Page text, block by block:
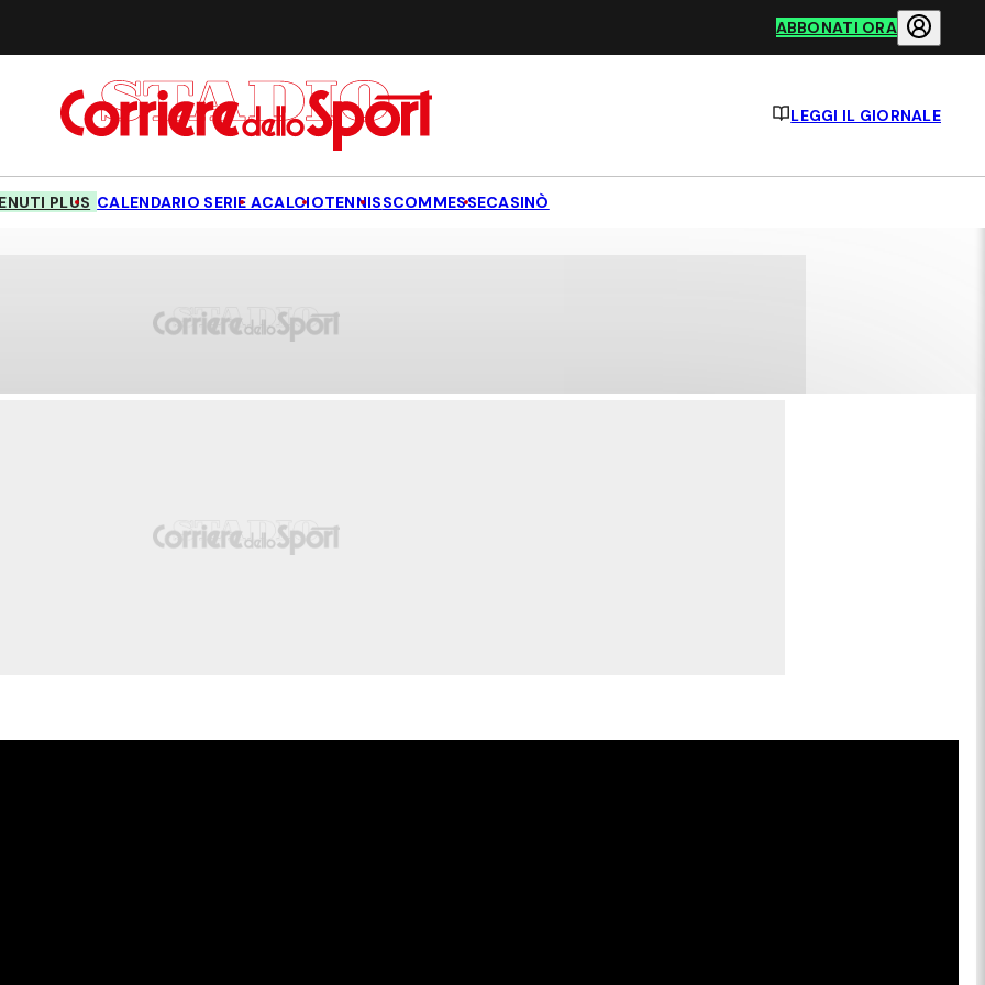
ABBONATI ORA
LEGGI IL GIORNALE
PLUS CALENDARIO SERIE ACALCIOTENNISSCOMMESSECASINÒ